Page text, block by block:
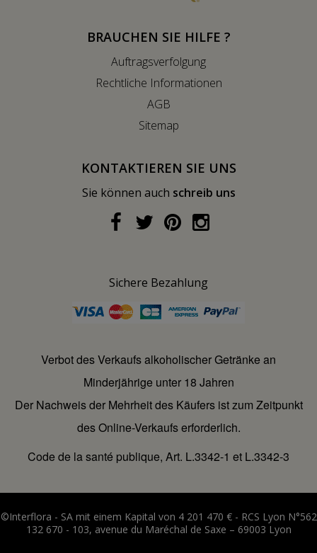
BRAUCHEN SIE HILFE ?
Auftragsverfolgung
Rechtliche Informationen
AGB
Sitemap
KONTAKTIEREN SIE UNS
Sie können auch schreib uns
Sichere Bezahlung
Verbot des Verkaufs alkoholischer Getränke an
Minderjährige unter 18 Jahren
Der Nachweis der Mehrheit des Käufers ist zum Zeitpunkt
des Online-Verkaufs erforderlich.
Code de la santé publique, Art. L.3342-1 et L.3342-3
©Interflora - SA mit einem Kapital von 4 201 470 € - RCS Lyon N°562
132 670 - 103, avenue du Maréchal de Saxe – 69003 Lyon